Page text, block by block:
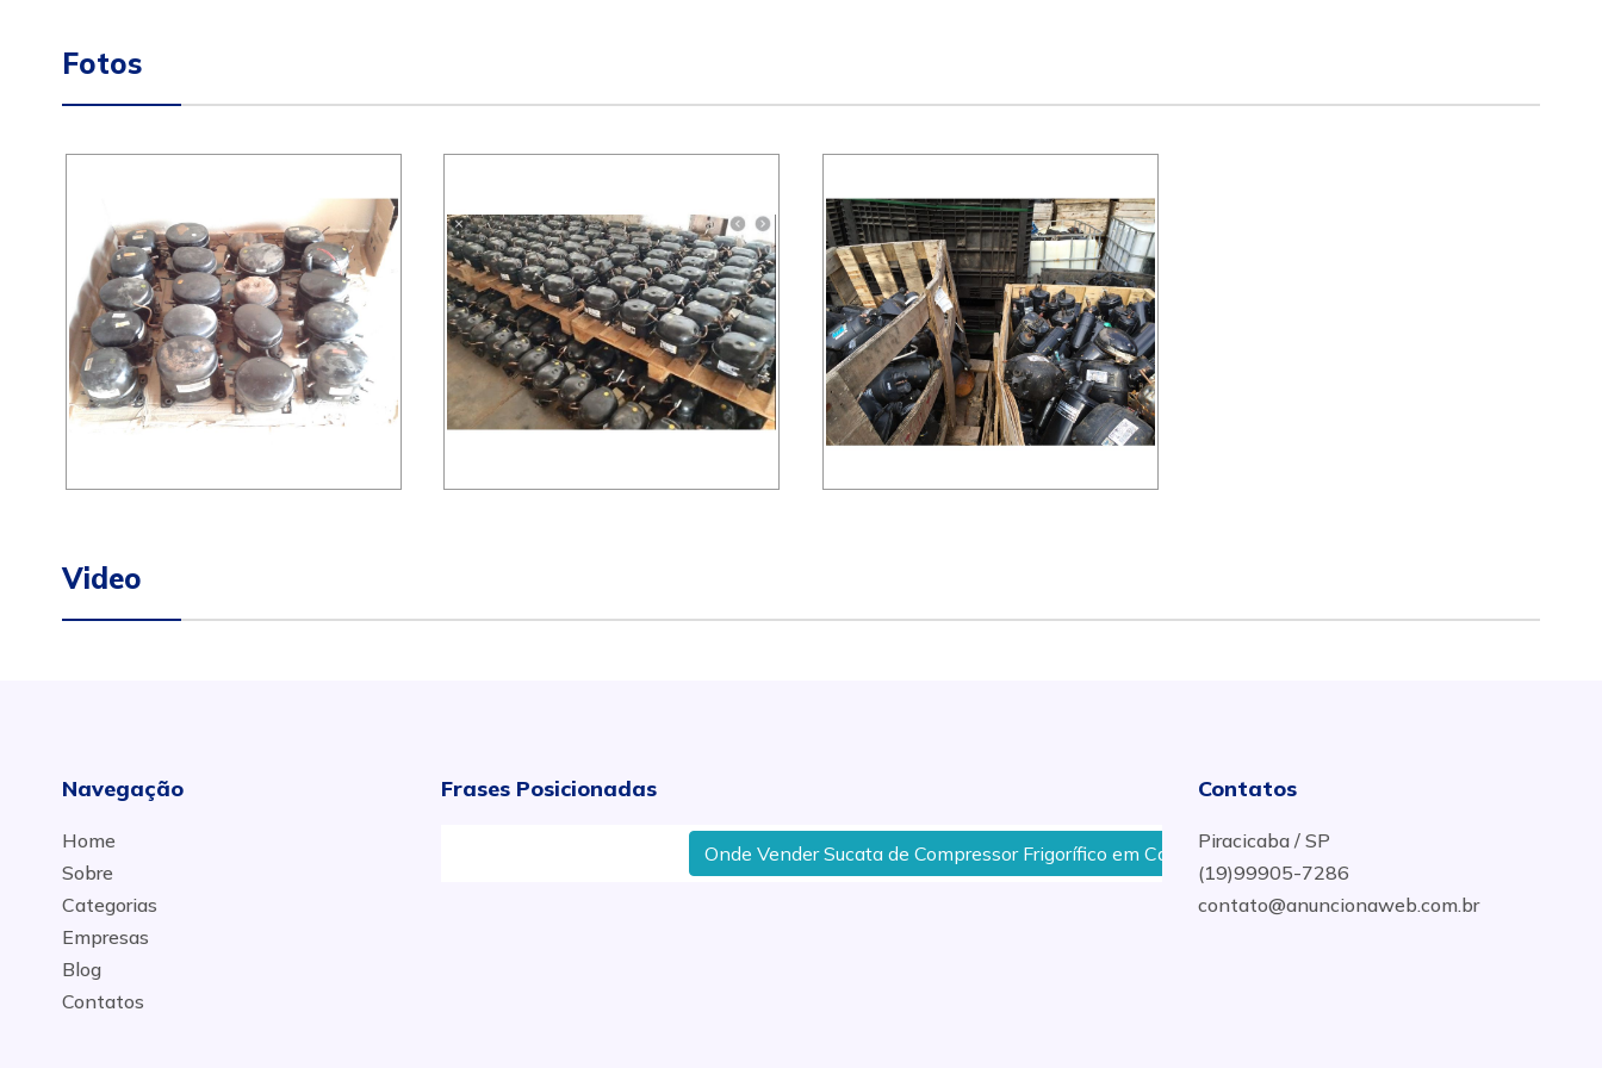
Fotos
Video
Navegação
Home
Sobre
Categorias
Empresas
Blog
Contatos
Frases Posicionadas
Onde Vender Sucata de Compressor Frigorífico em Campo Grande - MS
Contatos
Piracicaba / SP
(19)99905-7286
contato@anuncionaweb.com.br